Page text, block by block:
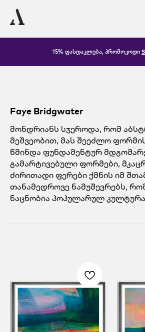
15% ფასდაკლება, პრომოკოდი
Faye Bridgwater
მონდრიანს სჯეროდა, რომ
მეშვეობით, მას შეეძლო
წმინდა ფუნდამენტურ
გამარტივებული ფორმები,
ძირითადი ფერები ქმნის იმ
თანამედროვე ნამუშევრებს,
ნაცნობია პოპულარულ